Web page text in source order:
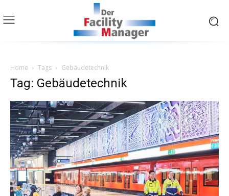
Home Tags Gebäudetechnik
Tag: Gebäudetechnik